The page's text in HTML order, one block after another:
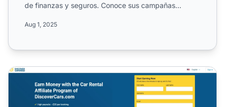
de finanzas y seguros. Conoce sus campañas
Aug 1, 2025
Programa de Afiliados de Alquiler de Coches